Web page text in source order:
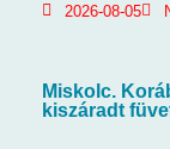
2026-08-05
Miskolc.
kiszáradt